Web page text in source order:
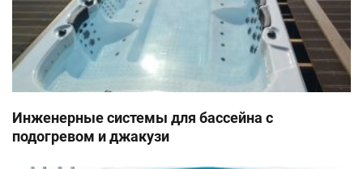
Инженерные системы для бассейна с
подогревом и джакузи